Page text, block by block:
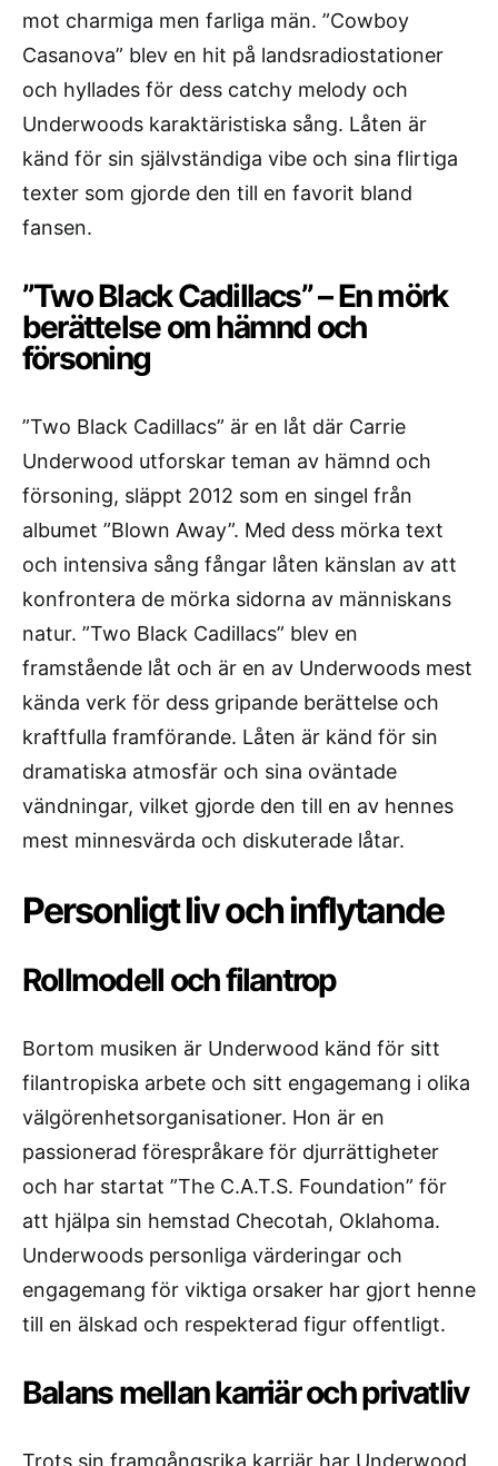
mot charmiga men farliga män. ”Cowboy
Casanova” blev en hit på landsradiostationer
och hyllades för dess catchy melody och
Underwoods karaktäristiska sång. Låten är
känd för sin självständiga vibe och sina flirtiga
texter som gjorde den till en favorit bland
fansen.
”Two Black Cadillacs” – En mörk
berättelse om hämnd och
försoning
”Two Black Cadillacs” är en låt där Carrie
Underwood utforskar teman av hämnd och
försoning, släppt 2012 som en singel från
albumet ”Blown Away”. Med dess mörka text
och intensiva sång fångar låten känslan av att
konfrontera de mörka sidorna av människans
natur. ”Two Black Cadillacs” blev en
framstående låt och är en av Underwoods mest
kända verk för dess gripande berättelse och
kraftfulla framförande. Låten är känd för sin
dramatiska atmosfär och sina oväntade
vändningar, vilket gjorde den till en av hennes
mest minnesvärda och diskuterade låtar.
Personligt liv och inflytande
Rollmodell och filantrop
Bortom musiken är Underwood känd för sitt
filantropiska arbete och sitt engagemang i olika
välgörenhetsorganisationer. Hon är en
passionerad förespråkare för djurrättigheter
och har startat ”The C.A.T.S. Foundation” för
att hjälpa sin hemstad Checotah, Oklahoma.
Underwoods personliga värderingar och
engagemang för viktiga orsaker har gjort henne
till en älskad och respekterad figur offentligt.
Balans mellan karriär och privatliv
Trots sin framgångsrika karriär har Underwood